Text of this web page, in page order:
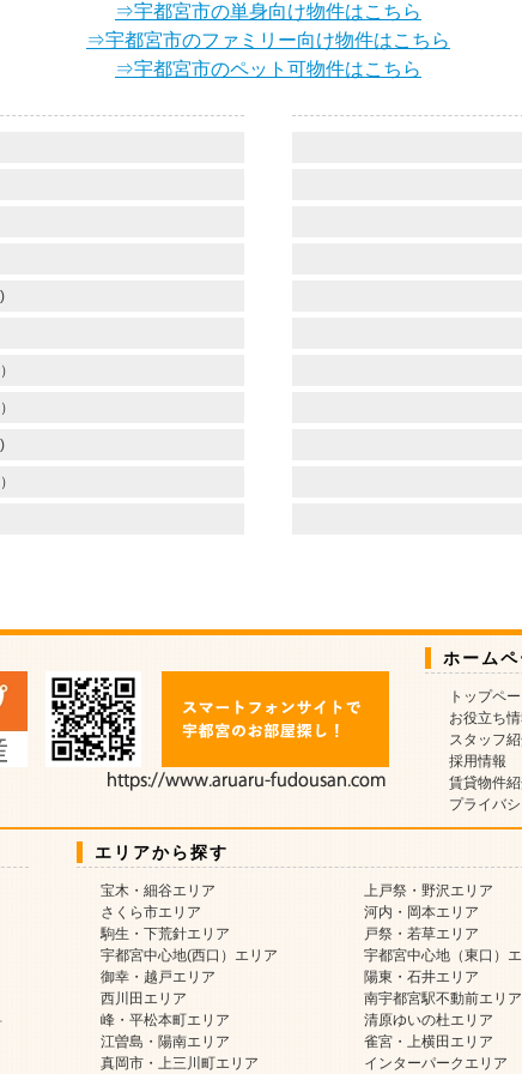
⇒宇都宮市の単身向け物件はこちら
⇒宇都宮市のファミリー向け物件はこちら
⇒宇都宮市のペット可物件はこちら
ホーム
トップペ
お役立ち
スタッフ
採用情報
賃貸物件
プライバ
エリアから探す
宝木・細谷エリア 上戸祭・野沢エリア
さくら市エリア
河内・岡本エリア
駒生・下荒針エリア
戸祭・若草エリア
宇都宮中心地(西口）エリア
宇都宮中心地（東口）
御幸・越戸エリア
陽東・石井エリア
西川田エリア
南宇都宮駅不動前エリア
峰・平松本町エリア
清原ゆいの杜エリア
江曽島・陽南エリア
雀宮・上横田エリア
真岡市・上三川町エリア
インターパークエリア